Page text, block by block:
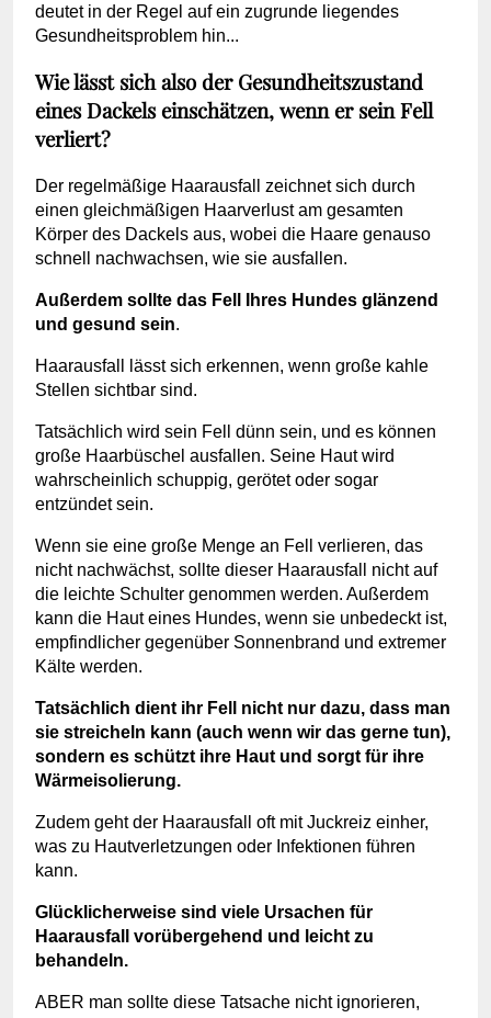
deutet in der Regel auf ein zugrunde liegendes
Gesundheitsproblem hin...
Wie lässt sich also der Gesundheitszustand
eines Dackels einschätzen, wenn er sein Fell
verliert?
Der regelmäßige Haarausfall zeichnet sich durch
einen gleichmäßigen Haarverlust am gesamten
Körper des Dackels aus, wobei die Haare genauso
schnell nachwachsen, wie sie ausfallen.
Außerdem sollte das Fell Ihres Hundes glänzend
und gesund sein.
Haarausfall lässt sich erkennen, wenn große kahle
Stellen sichtbar sind.
Tatsächlich wird sein Fell dünn sein, und es können
große Haarbüschel ausfallen. Seine Haut wird
wahrscheinlich schuppig, gerötet oder sogar
entzündet sein.
Wenn sie eine große Menge an Fell verlieren, das
nicht nachwächst, sollte dieser Haarausfall nicht auf
die leichte Schulter genommen werden. Außerdem
kann die Haut eines Hundes, wenn sie unbedeckt ist,
empfindlicher gegenüber Sonnenbrand und extremer
Kälte werden.
Tatsächlich dient ihr Fell nicht nur dazu, dass man
sie streicheln kann (auch wenn wir das gerne tun),
sondern es schützt ihre Haut und sorgt für ihre
Wärmeisolierung.
Zudem geht der Haarausfall oft mit Juckreiz einher,
was zu Hautverletzungen oder Infektionen führen
kann.
Glücklicherweise sind viele Ursachen für
Haarausfall vorübergehend und leicht zu
behandeln.
ABER man sollte diese Tatsache nicht ignorieren,